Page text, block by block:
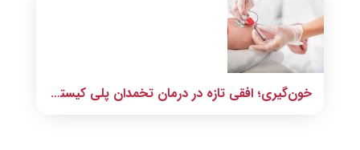
خون‌گیری؛ افقی تازه در درمان تخمدان پلی کیستیک